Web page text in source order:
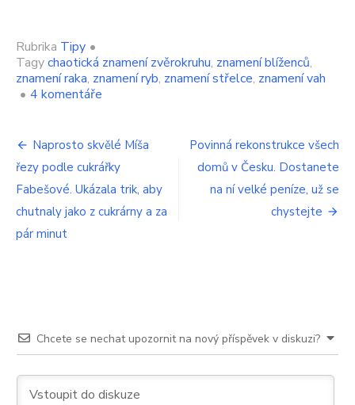
Rubrika Tipy •
Tagychaotická znamení zvěrokruhu, znamení blíženců,
znamení raka, znamení ryb, znamení střelce, znamení vah
• 4 komentáře
názvem
Největší
bordelářky
podle
horoskopu.
Na
byste
se
nich
i
Navigace
pro
příspěvek
Naprosto skvělé Míša
řezy podle cukrářky
Fabešové. Ukázala trik, aby
chutnaly jako z cukrárny a za
pár minut
Povinná rekonstrukce všech
domů v Česku. Dostanete
na ní velké peníze, už se
chystejte
Chcete se nechat upozornit na nový příspěvek v diskuzi?